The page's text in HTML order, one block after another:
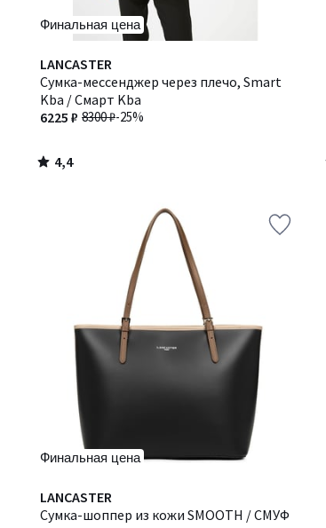
Финальная цена
LANCASTER
Сумка-мессенджер через плечо, Smart
Kba / Смарт Kba
8300 ₽-25%
6225 ₽
4,4
/ 5
4,4
/
Финальная цена
LANCASTER
Сумка-шоппер из кожи SMOOTH / СМУФ
5
/